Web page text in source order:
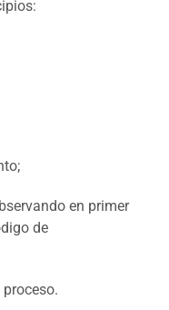
en primer
de